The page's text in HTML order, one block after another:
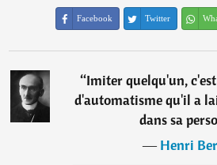
Facebook Twitter
“Imiter quelqu'un,
d'automatisme qu'il a
dans sa
―Henri